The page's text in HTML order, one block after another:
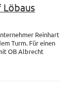
Reinhart
Turm. Für einen
OB Albrecht